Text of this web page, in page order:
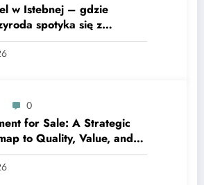
w Istebnej – gdzie
spotyka się z
0
for Sale: A Strategic
to Quality, Value, and